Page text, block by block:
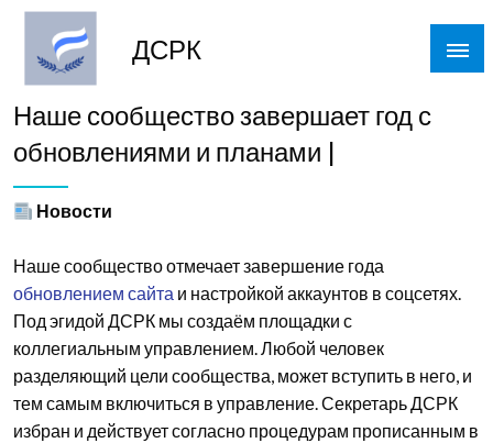
Skip
content
ДСРК
Наше сообщество завершает год с
обновлениями и планами |
Новости
Наше сообщество отмечает завершение года
обновлением сайта и настройкой аккаунтов в соцсетях.
Под эгидой ДСРК мы создаём площадки с
коллегиальным управлением. Любой человек
разделяющий цели сообщества, может вступить в него, и
тем самым включиться в управление. Секретарь ДСРК
избран и действует согласно процедурам прописанным в